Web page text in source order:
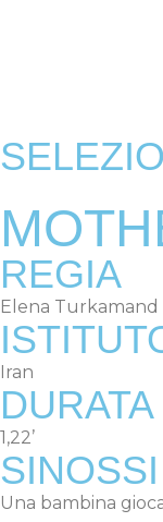
REGIA
Elena Turkamand
Iran
DURATA
1,22’
SINOSSI
Una bambina